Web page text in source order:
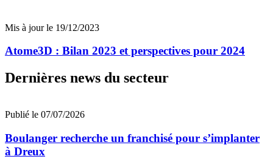
Mis à jour le 19/12/2023
Atome3D : Bilan 2023 et perspectives pour 2024
Dernières news du secteur
Publié le 07/07/2026
Boulanger recherche un franchisé pour s’implanter
à Dreux